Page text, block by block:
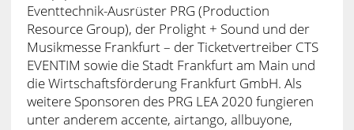
Eventtechnik-Ausrüster PRG (Production
Resource Group), der Prolight + Sound und der
Musikmesse Frankfurt – der Ticketvertreiber CTS
EVENTIM sowie die Stadt Frankfurt am Main und
die Wirtschaftsförderung Frankfurt GmbH. Als
weitere Sponsoren des PRG LEA 2020 fungieren
unter anderem accente, airtango, allbuyone,